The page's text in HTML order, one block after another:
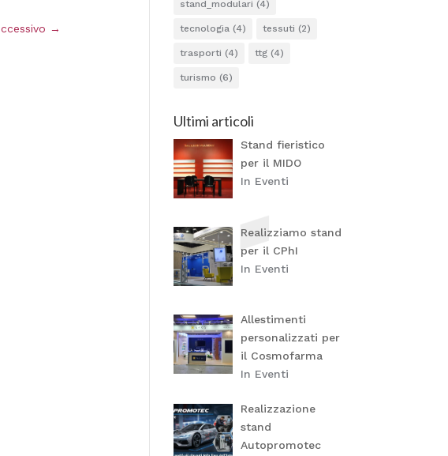
→
stand_modulari (4)
tecnologia(4) tessuti (2)
trasporti (4) ttg(4)
turismo (6)
Ultimi articoli
Stand fieristico
per il MIDO
In Eventi
Realizziamo stand
per il CPhI
In Eventi
Allestimenti
personalizzati per
il Cosmofarma
In Eventi
Realizzazione
stand
Autopromotec